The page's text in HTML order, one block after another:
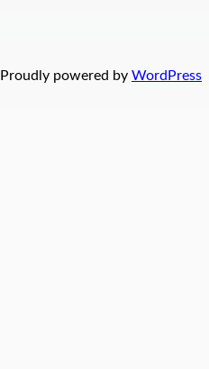
Proudly powered by WordPress